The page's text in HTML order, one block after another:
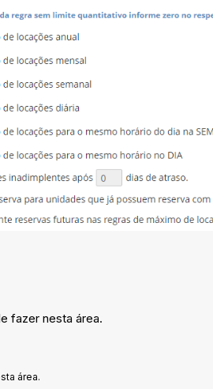
fazer nesta área.
área.